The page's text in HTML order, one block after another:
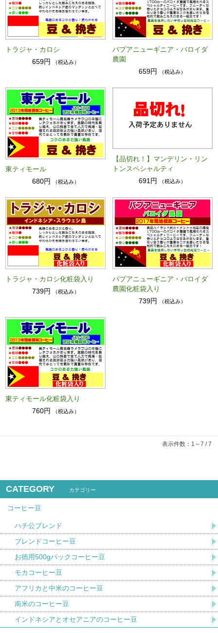
トラジャ・カロシ
659円
（税込み）
パプアニューギニア・バロイダ
農園
659円
（税込み）
東ティモール
680円
（税込み）
【品切れ！】マンデリン・リン
トンスペシャルティ
691円
（税込み）
トラジャ・カロシ化粧袋入り
739円
（税込み）
パプアニューギニア・バロイダ
農園化粧袋入り
739円
（税込み）
東ティモール化粧袋入り
760円
（税込み）
表示件数：1～7 / 7
CATEGORY カテゴリー
コーヒー豆
ハチ公ブレンド
ブレンドコーヒー豆
お徳用500gパックコーヒー豆
モカコーヒー豆
アフリカと中米のコーヒー豆
南米のコーヒー豆
インドネシアとオセアニアのコーヒー豆